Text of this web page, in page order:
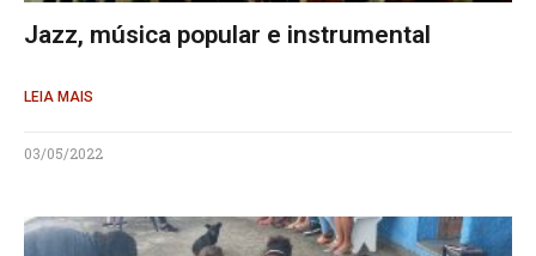
Jazz, música popular e instrumental
LEIA MAIS
03/05/2022